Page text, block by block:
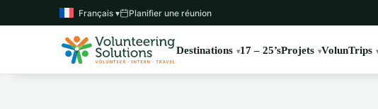
Français ▾ Planifier une réunion
Destinations 17 – 25’sProjets VolunTrips